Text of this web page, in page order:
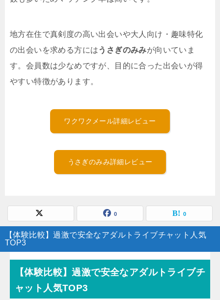
地方在住で真剣度の高い出会いや大人向け・趣味特化
の出会いを求める方にはうさぎのみみが向いていま
す。会員数は少なめですが、目的に合った出会いが得
やすい特徴があります。
ワクワクメール詳細レビュー
うさぎのみみ詳細レビュー
0 0
【体験比較】過激で安全なアダルトライブチャット人気
TOP3
【体験比較】過激で安全なアダルトライブチ
ャット人気TOP3